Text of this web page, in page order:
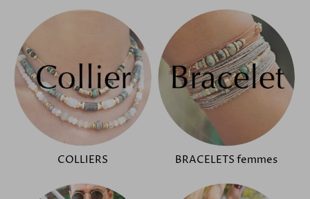
COLLIERS BRACELETS femmes